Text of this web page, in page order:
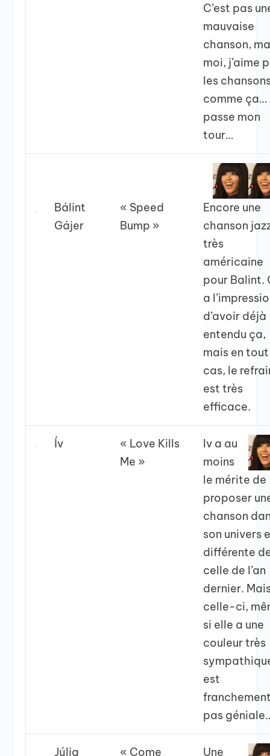
C’est pas
mauvaise
chanson,
moi, j’aime
les
comme ça…
passe mon
tour…
Bálint
Gájer
« Speed
Bump »
Encore une
chanson
très
américaine
pour Balint.
a
d’avoir déjà
entendu ça,
mais en tout
cas, le
est très
efficace.
Ív
« Love Kills
Me »
Iv a au
moins
le mérite de
proposer
chanson
son univers
différente
celle de l’an
dernier.
celle-ci,
si elle a une
couleur très
est
pas
Júlia « Come Une